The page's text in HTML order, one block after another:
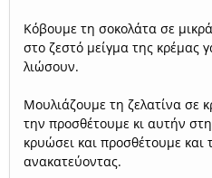
Κόβουμε τη σοκολάτα σε
στο ζεστό μείγμα της κρέμας
λιώσουν.
Μουλιάζουμε τη ζελατίνα σε
την προσθέτουμε κι αυτήν
κρυώσει και προσθέτουμε και
ανακατεύοντας.